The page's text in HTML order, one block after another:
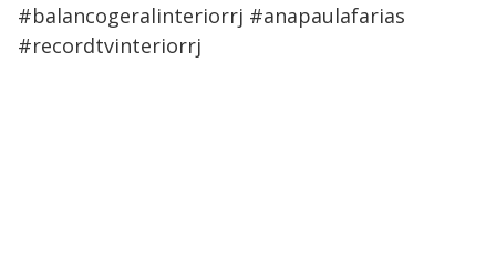
#balancogeralinteriorrj #anapaulafarias
#recordtvinteriorrj